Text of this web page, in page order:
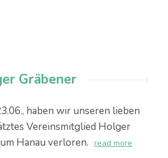
Gräbener
haben wir unseren lieben
Vereinsmitglied Holger
Hanau verloren. read more